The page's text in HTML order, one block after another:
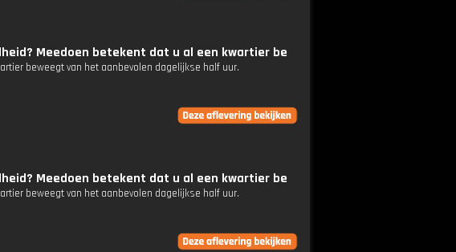
Meedoen betekent dat u al een kwartier be
beweegt van het aanbevolen dagelijkse half uur.
Meedoen betekent dat u al een kwartier be
beweegt van het aanbevolen dagelijkse half uur.